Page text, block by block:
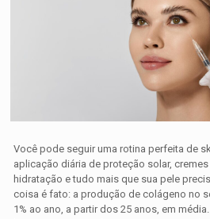
Você pode seguir uma rotina perfeita de
aplicação diária de proteção solar,
hidratação e tudo mais que sua pele
coisa é fato: a produção de colágeno no
1% ao ano, a partir dos 25 anos, em